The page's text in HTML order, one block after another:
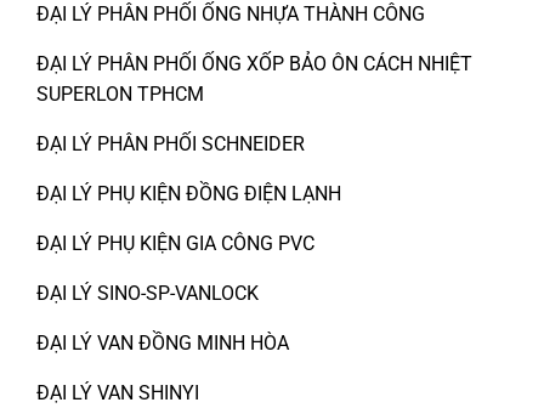
ĐẠI LÝ PHÂN PHỐI ỐNG NHỰA THÀNH CÔNG
ĐẠI LÝ PHÂN PHỐI ỐNG XỐP BẢO ÔN CÁCH NHIỆT
SUPERLON TPHCM
ĐẠI LÝ PHÂN PHỐI SCHNEIDER
ĐẠI LÝ PHỤ KIỆN ĐỒNG ĐIỆN LẠNH
ĐẠI LÝ PHỤ KIỆN GIA CÔNG PVC
ĐẠI LÝ SINO-SP-VANLOCK
ĐẠI LÝ VAN ĐỒNG MINH HÒA
ĐẠI LÝ VAN SHINYI